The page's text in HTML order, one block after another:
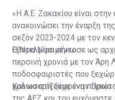
«Η Α.Ε. Ζακακίου είναι
ανακοινώσει την έναρξη
σεζόν 2023-2024 με τον
Έβορα Νασιμέντο.
Ο Ντελμίρο σήκωσε ως
περσινή χρονιά με τον Άρη
ποδοσφαιριστές που
χρόνια στη ξέφρενη πορεία
Καλωσορίζουμε έναν